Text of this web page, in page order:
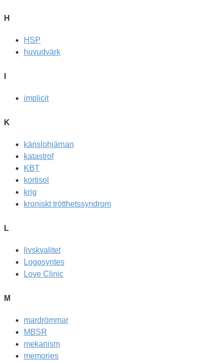
H
HSP
huvudvärk
implicit
K
känslohjärnan
katastrof
KBT
kortisol
krig
kroniskt trötthetssyndrom
L
livskvalitet
Logosyntes
Love Clinic
M
mardrömmar
MBSR
mekanism
memories